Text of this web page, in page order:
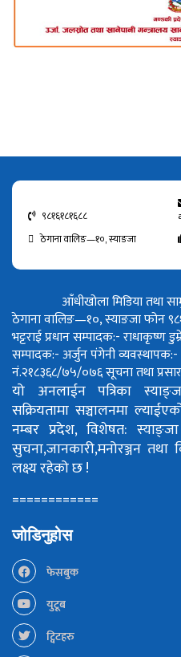
९८१६१८१६८८
ठेगाना वालिङ—१०, स्याङजा
आँधीखोला मिडिया तथा
ठेगाना वालिङ—१०, स्याङजा फोन
भट्टराईप्रधान सम्पादक:- राधाकृष्ण
सम्पादक:- अर्जुन पंगेनीव्यवस्थापक:-
नं.२१८३६८/७५/०७६सूचना तथा
यो अनलाईन पत्रिका
सक्रियतामा सञ्चालनमा
नम्बर प्रदेश, विशेषत:
सुचना,जानकारी,मनोरञ्जन तथा
लक्ष्य रहेको छ !
============
जोडिनुहोस
फेसबुक
युटूब
ट्विटहरु